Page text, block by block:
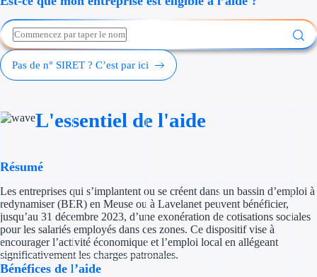
Création
Cession
Type de financements
Subventions
Concours
Réduction des
Pas de n° SIRET ? C’est par ici
L'essentiel de l'aide
Résumé
Les entreprises qui s’implantent ou se créent dans un bassin d’emploi à
redynamiser (BER) en Meuse ou à Lavelanet peuvent bénéficier,
jusqu’au 31 décembre 2023, d’une exonération de cotisations sociales
pour les salariés employés dans ces zones. Ce dispositif vise à
encourager l’activité économique et l’emploi local en allégeant
significativement les charges patronales.
Bénéfices de l’aide